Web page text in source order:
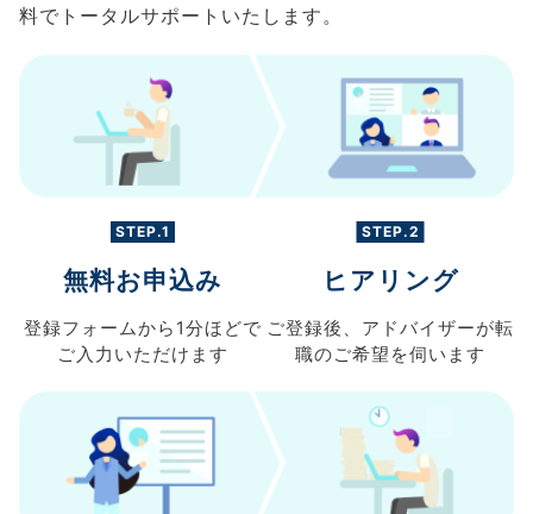
料でトータルサポートいたします。
STEP.1
無料お申込み
登録フォームから 1分ほどで
ご入力 いただけます
STEP.2
ヒアリング
ご登録後、 アドバイザーが転
職のご希望を伺います